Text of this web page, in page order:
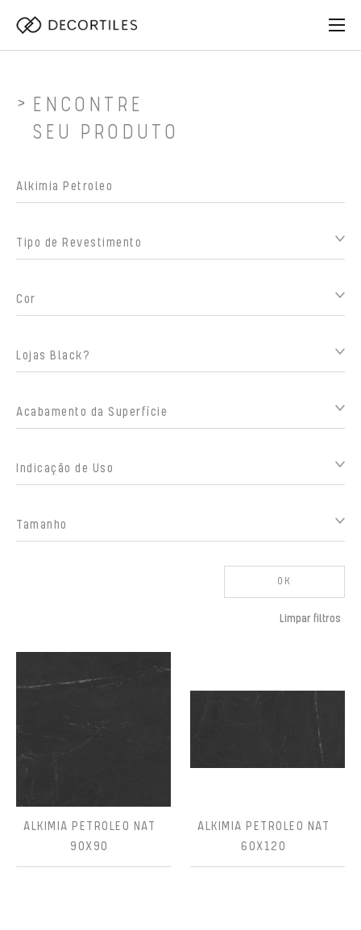
ENCONTRE
SEU PRODUTO
Tipo de Revestimento
Cor
Lojas Black?
Acabamento da Superfície
Indicação de Uso
Tamanho
OK
Limpar filtros
ALKIMIA PETROLEO NAT
90X90
ALKIMIA PETROLEO NAT
60X120